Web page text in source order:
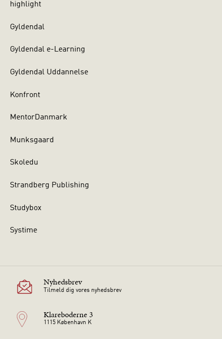
highlight
Gyldendal
Gyldendal e-Learning
Gyldendal Uddannelse
Konfront
MentorDanmark
Munksgaard
Skoledu
Strandberg Publishing
Studybox
Systime
Nyhedsbrev
Tilmeld dig vores nyhedsbrev
Klareboderne 3
1115 København K